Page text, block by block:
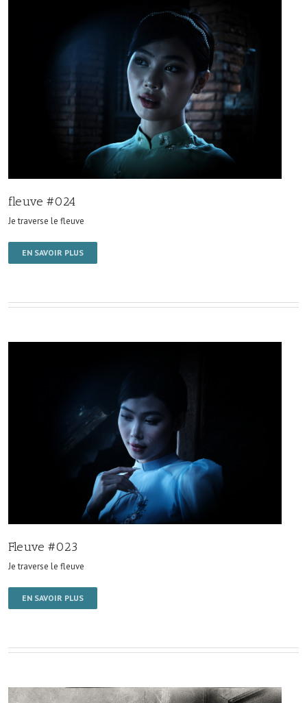
fleuve #024
Je traverse le fleuve
EN SAVOIR PLUS
Fleuve #023
Je traverse le fleuve
EN SAVOIR PLUS